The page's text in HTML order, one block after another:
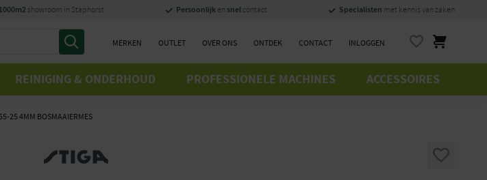
1000m2 showroom in Staphorst Persoonlijk en snel contact Specialisten met kennis van zaken
MERKEN OUTLET OVER ONS ONTDEK CONTACT INLOGGEN
REINIGING & ONDERHOUD PROFESSIONELE MACHINES ACCESSOIRES
25 4MM BOSMAAIERMES